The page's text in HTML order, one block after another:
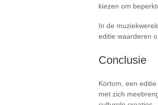
kiezen om
In de
editie waarderen
Conclusie
Kortom, een
met zich